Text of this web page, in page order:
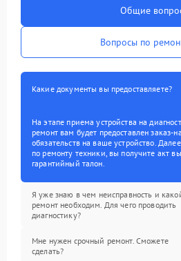
Общие
Вопросы по
Какие документы вы предоставляете?
На этапе приема устройства на
ремонт вам будет предоставлен заказ-
обязательств на ваше устройство.
по ремонту техники, вы получите акт
гарантийный талон.
Я уже знаю в чем неисправность и
ремонт необходим. Для чего проводить
диагностику?
Мне нужен срочный ремонт. Сможете
сделать?